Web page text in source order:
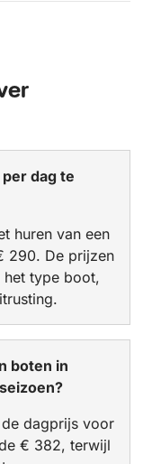
dag te
huren van een
290. De prijzen
het type boot,
boten in
dagprijs voor
€ 382, terwijl